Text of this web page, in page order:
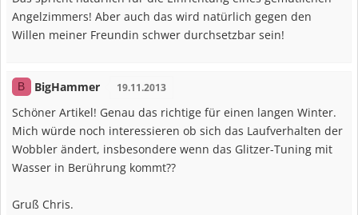
Angelzimmers! Aber auch das wird natürlich gegen den
Willen meiner Freundin schwer durchsetzbar sein!
B BigHammer 19.11.2013
Schöner Artikel! Genau das richtige für einen langen Winter.
Mich würde noch interessieren ob sich das Laufverhalten der
Wobbler ändert, insbesondere wenn das Glitzer-Tuning mit
Wasser in Berührung kommt??
Gruß Chris.